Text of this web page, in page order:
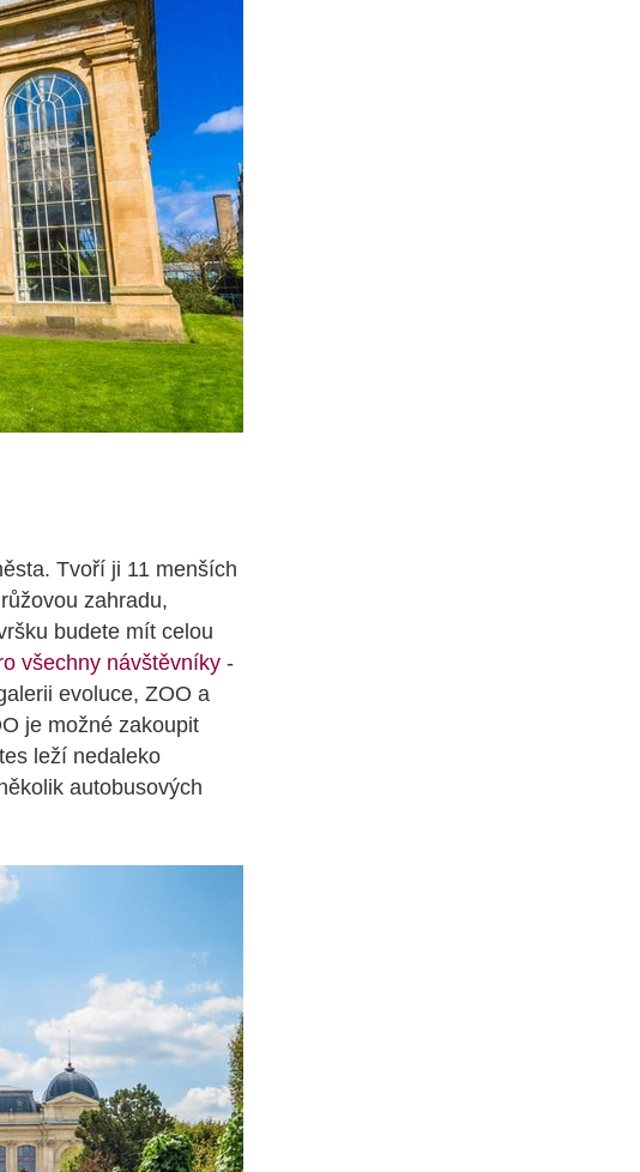
Tvoří ji 11 menších
zahradu,
budete mít celou
všechny návštěvníky -
evoluce, ZOO a
je možné zakoupit
leží nedaleko
autobusových